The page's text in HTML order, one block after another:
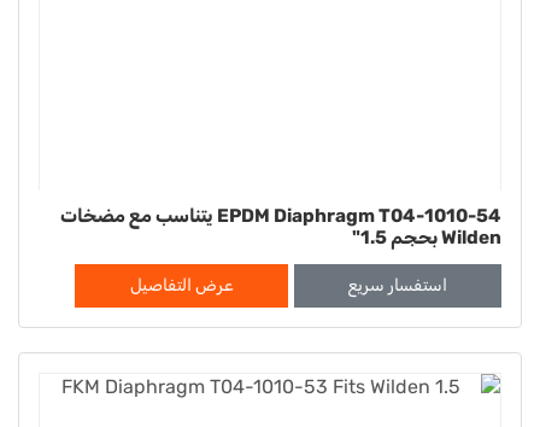
EPDM Diaphragm T04-1010-54 يتناسب مع مضخات
Wilden بحجم 1.5"
استفسار سريع عرض التفاصيل